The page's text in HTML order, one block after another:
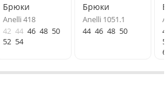
Брюки
Anelli 418
42 44 46 48 50
52 54
Брюки
Anelli 1051.1
44 46 48 50